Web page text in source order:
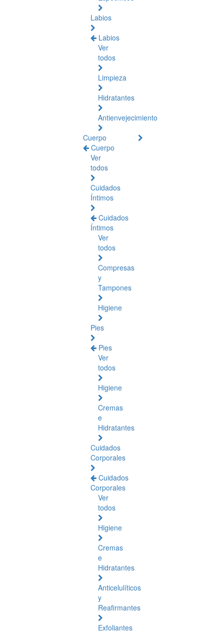
Labios
Labios
Ver
todos
Limpieza
Hidratantes
Antienvejecimiento
Cuerpo
Cuerpo
Ver
todos
Cuidados
Íntimos
Cuidados
Íntimos
Ver
todos
Compresas
y
Tampones
Higiene
Pies
Pies
Ver
todos
Higiene
Cremas
e
Hidratantes
Cuidados
Corporales
Cuidados
Corporales
Ver
todos
Higiene
Cremas
e
Hidratantes
Anticelulíticos
y
Reafirmantes
Exfoliantes